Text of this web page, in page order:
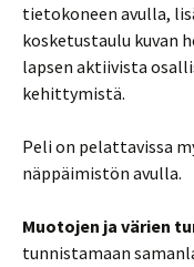
tietokoneen avulla,
kosketustaulu kuvan
lapsen aktiivista
kehittymistä.
Peli on pelattavissa
näppäimistön avulla.
Muotojen ja värien
tunnistamaan